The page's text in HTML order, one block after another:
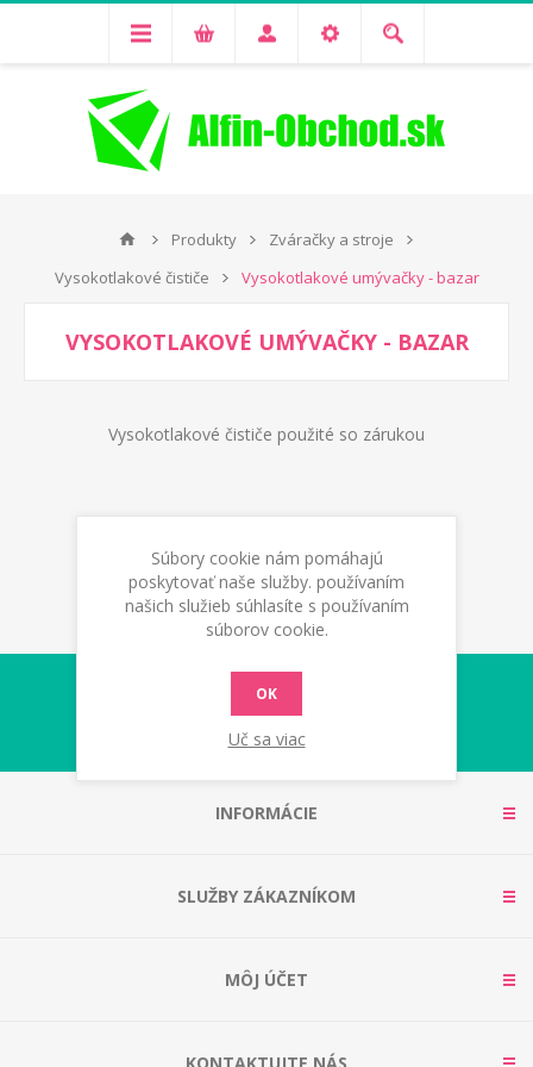
Produkty
Zváračky a stroje
Vysokotlakové čističe
Vysokotlakové umývačky - bazar
VYSOKOTLAKOVÉ UMÝVAČKY - BAZAR
Vysokotlakové čističe použité so zárukou
INFORMÁCIE
SLUŽBY ZÁKAZNÍKOM
MÔJ ÚČET
Súbory cookie nám pomáhajú
poskytovať naše služby. používaním
našich služieb súhlasíte s používaním
súborov cookie.
OK
Uč sa viac